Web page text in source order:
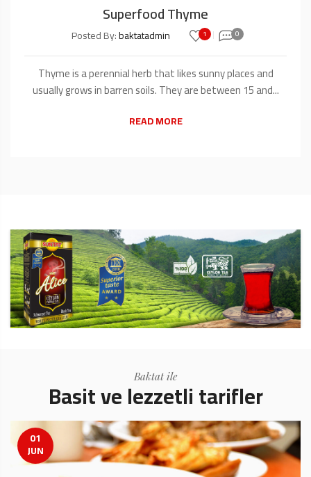
sunny places and
between 15 and...
The Main Guest of the
Posted By:baktatadmin
Black tea is one of the drinks
Baktat ile
Basit ve lezzetli tarifler
01
JUN